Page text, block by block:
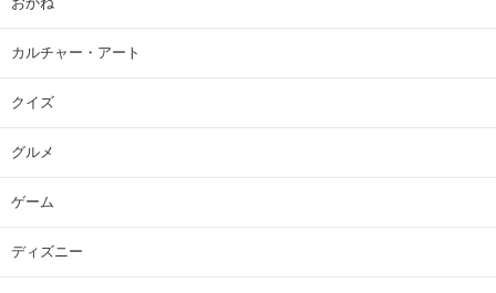
カルチャー・アート
クイズ
グルメ
ゲーム
ディズニー